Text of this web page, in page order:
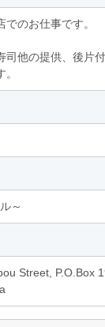
のお仕事です。
司他の提供、後片
～
Street, P.O.Box